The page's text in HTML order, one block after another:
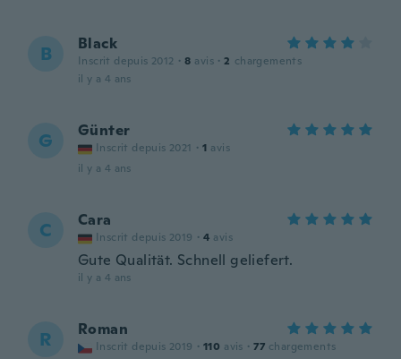
B Black
Inscrit depuis 2012 · 8 avis · 2 chargements
il y a 4 ans
G Günter
Inscrit depuis 2021 · 1 avis
il y a 4 ans
C Cara
Inscrit depuis 2019 · 4 avis
Gute Qualität. Schnell geliefert.
il y a 4 ans
R Roman
Inscrit depuis 2019 · 110 avis · 77 chargements